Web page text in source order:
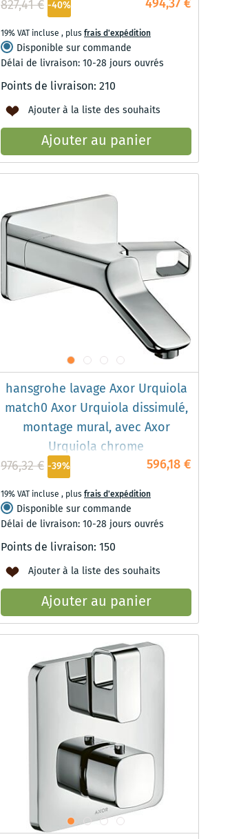
827,41 € -40%
19% VAT incluse , plusfrais d'expédition
Disponible sur commande
Délai de livraison: 10-28 jours ouvrés
Points de livraison: 210
Ajouter à la liste des souhaits
Ajouter au panier
hansgrohe lavage Axor Urquiola
match0 Axor Urquiola dissimulé,
montage mural, avec Axor
Urquiola chrome
596,18 €
976,32 € -39%
19% VAT incluse , plusfrais d'expédition
Disponible sur commande
Délai de livraison: 10-28 jours ouvrés
Points de livraison: 150
Ajouter à la liste des souhaits
Ajouter au panier